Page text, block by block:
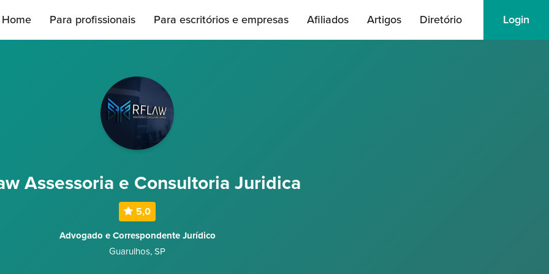
Home Para profissionais Para escritórios e empresas Afiliados Artigos Diretório Login
Assessoria e Consultoria Juridica
5,0
Advogado e Correspondente Jurídico
Guarulhos, SP